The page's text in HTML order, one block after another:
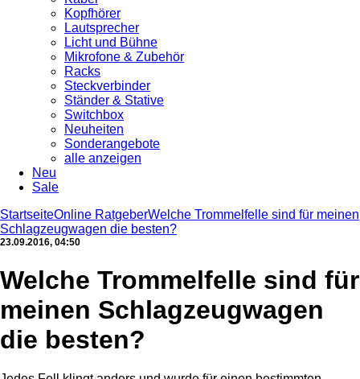
Kopfhörer
Lautsprecher
Licht und Bühne
Mikrofone & Zubehör
Racks
Steckverbinder
Ständer & Stative
Switchbox
Neuheiten
Sonderangebote
alle anzeigen
Neu
Sale
StartseiteOnline RatgeberWelche Trommelfelle sind für meinen
Schlagzeugwagen die besten?
23.09.2016, 04:50
Welche Trommelfelle sind für
meinen Schlagzeugwagen
die besten?